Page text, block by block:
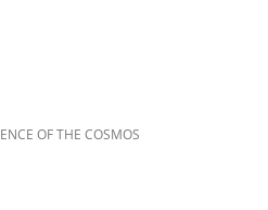
OF THE COSMOS